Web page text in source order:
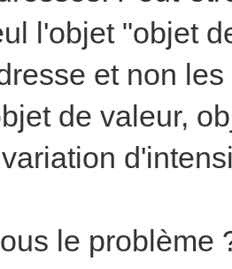
l'objet "objet
et non
de valeur,
le problème